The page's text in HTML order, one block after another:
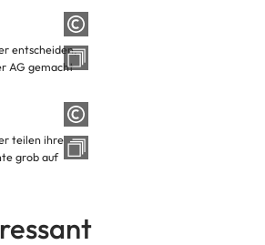
entscheiden,
AG gemacht
teilen ihre
grob auf